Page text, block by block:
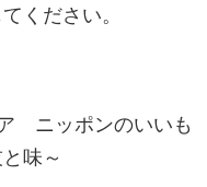
ください。
ニッポンのいいも
味～